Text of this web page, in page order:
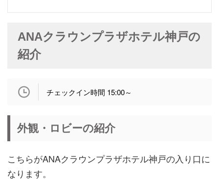
ANAクラウンプラザホテル神戸の
紹介
チェックイン時間 15:00～
外観・ロビーの紹介
こちらがANAクラウンプラザホテル神戸の入り口に
なります。